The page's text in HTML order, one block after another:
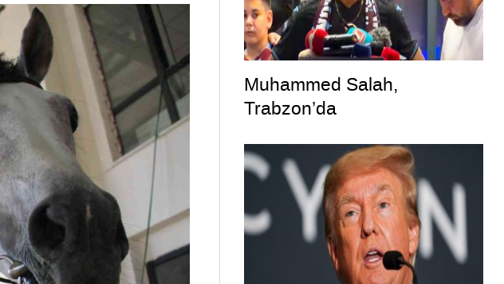
Muhammed Salah,
Trabzon’da